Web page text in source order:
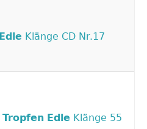
Edle Klänge CD Nr.17
Tropfen Edle Klänge 55